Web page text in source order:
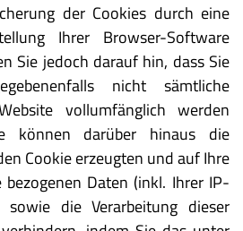
der Cookies durch eine
Ihrer Browser-Software
Sie jedoch darauf hin, dass Sie
nicht sämtliche
vollumfänglich werden
können darüber hinaus die
Cookie erzeugten und auf Ihre
Daten (inkl. Ihrer IP-
sowie die Verarbeitung dieser